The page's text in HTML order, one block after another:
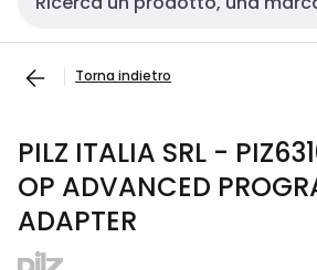
Cerca input
Torna indietro
PILZ ITALIA SRL -
OP ADVANCED
ADAPTER